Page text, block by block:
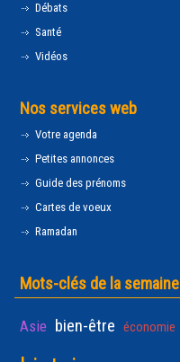
Débats
Santé
Vidéos
Nos services web
Votre agenda
Petites annonces
Guide des prénoms
Cartes de voeux
Ramadan
Mots-clés de la semaine
Asie bien-être économie